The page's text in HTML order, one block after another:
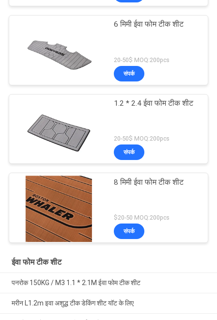
6 मिमी ईवा फोम टीक शीट
20-50$ MOQ:200pcs
संपर्क
1.2 * 2.4 ईवा फोम टीक शीट
20-50$ MOQ:200pcs
संपर्क
8 मिमी ईवा फोम टीक शीट
$20-50 MOQ:200pcs
संपर्क
ईवा फोम टीक शीट
पनरोक 150KG / M3 1.1 * 2.1M ईवा फोम टीक शीट
मरीन L1.2m इवा अशुद्ध टीक डेकिंग शीट यॉट के लिए